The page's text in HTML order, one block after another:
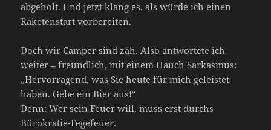
abgeholt. Und jetzt klang es, als würde ich einen
Raketenstart vorbereiten.
Doch wir Camper sind zäh. Also antwortete ich
weiter – freundlich, mit einem Hauch Sarkasmus:
„Hervorragend, was Sie heute für mich geleistet
haben. Gebe ein Bier aus!“
Denn: Wer sein Feuer will, muss erst durchs
Bürokratie-Fegefeuer.